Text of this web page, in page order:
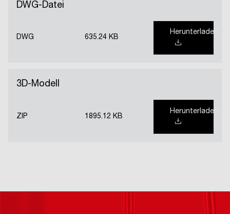
DWG-Datei
DWG 635.24 KB
Herunterladen
3D-Modell
ZIP 1895.12 KB
Herunterladen